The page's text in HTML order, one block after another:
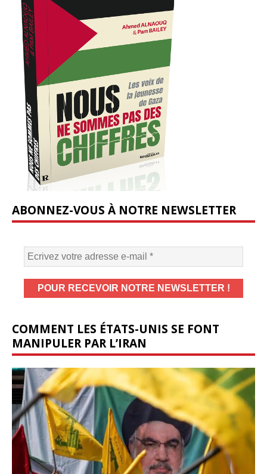
ABONNEZ-VOUS À NOTRE NEWSLETTER
COMMENT LES ÉTATS-UNIS SE FONT
MANIPULER PAR L’IRAN